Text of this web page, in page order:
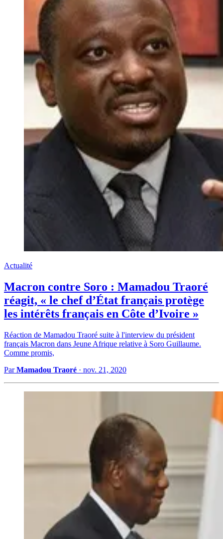
Actualité
Macron contre Soro : Mamadou Traoré
réagit, « le chef d’État français protège
les intérêts français en Côte d’Ivoire »
Réaction de Mamadou Traoré suite à l'interview du président
français Macron dans Jeune Afrique relative à Soro Guillaume.
Comme promis,
ParMamadou Traoré · nov. 21, 2020